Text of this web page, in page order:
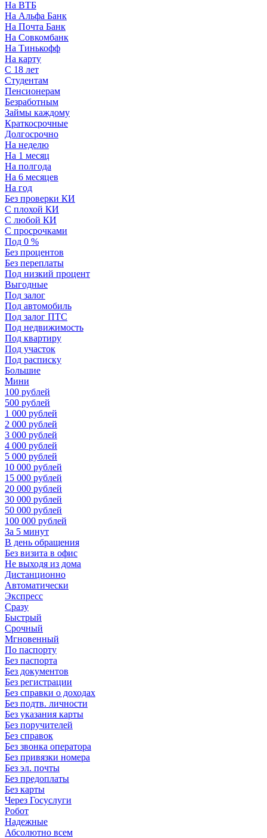
На ВТБ
На Альфа Банк
На Почта Банк
На Совкомбанк
На Тинькофф
На карту
С 18 лет
Студентам
Пенсионерам
Безработным
Займы каждому
Краткосрочные
Долгосрочно
На неделю
На 1 месяц
На полгода
На 6 месяцев
На год
Без проверки КИ
С плохой КИ
С любой КИ
С просрочками
Под 0 %
Без процентов
Без переплаты
Под низкий процент
Выгодные
Под залог
Под автомобиль
Под залог ПТС
Под недвижимость
Под квартиру
Под участок
Под расписку
Большие
Мини
100 рублей
500 рублей
1 000 рублей
2 000 рублей
3 000 рублей
4 000 рублей
5 000 рублей
10 000 рублей
15 000 рублей
20 000 рублей
30 000 рублей
50 000 рублей
100 000 рублей
За 5 минут
В день обращения
Без визита в офис
Не выходя из дома
Дистанционно
Автоматически
Экспресс
Сразу
Быстрый
Срочный
Мгновенный
По паспорту
Без паспорта
Без документов
Без регистрации
Без справки о доходах
Без подтв. личности
Без указания карты
Без поручителей
Без справок
Без звонка оператора
Без привязки номера
Без эл. почты
Без предоплаты
Без карты
Через Госуслуги
Робот
Надежные
Абсолютно всем